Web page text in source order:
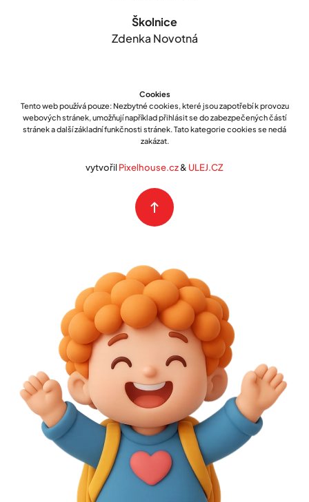
Školnice
Zdenka Novotná
Cookies
Tento web používá pouze: Nezbytné cookies, které jsou zapotřebí k provozu
webových stránek, umožňují například přihlásit se do zabezpečených částí
stránek a další základní funkčnosti stránek. Tato kategorie cookies se nedá
zakázat.
vytvořilPixelhouse.cz& ULEJ.CZ